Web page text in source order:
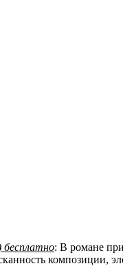
бесплатно: В романе
композиции,